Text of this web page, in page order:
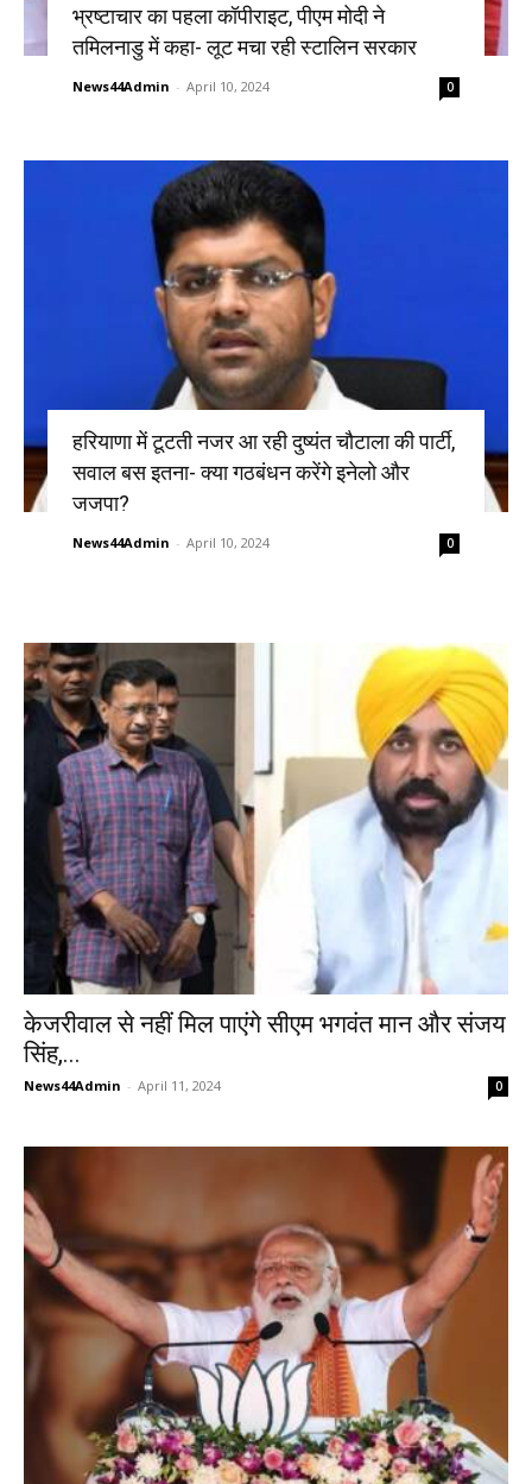
भ्रष्टाचार का पहला कॉपीराइट, पीएम मोदी ने
तमिलनाडु में कहा- लूट मचा रही स्टालिन सरकार
News44Admin - April 10, 2024 0
हरियाणा में टूटती नजर आ रही दुष्यंत चौटाला की पार्टी,
सवाल बस इतना- क्या गठबंधन करेंगे इनेलो और
जजपा?
News44Admin - April 10, 2024 0
केजरीवाल से नहीं मिल पाएंगे सीएम भगवंत मान और संजय
सिंह,...
News44Admin - April 11, 2024 0